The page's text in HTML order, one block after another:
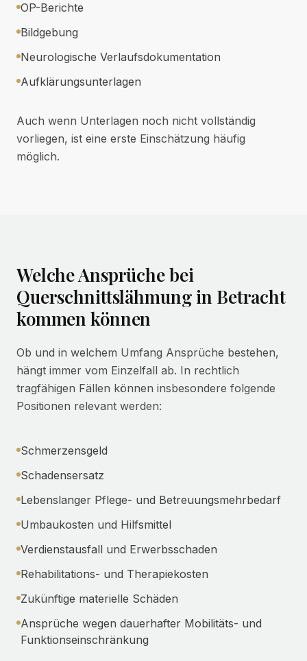
OP-Berichte
Bildgebung
Neurologische Verlaufsdokumentation
Aufklärungsunterlagen
Auch wenn Unterlagen noch nicht vollständig
vorliegen, ist eine erste Einschätzung häufig
möglich.
Welche Ansprüche bei
Querschnittslähmung in Betracht
kommen können
Ob und in welchem Umfang Ansprüche bestehen,
hängt immer vom Einzelfall ab. In rechtlich
tragfähigen Fällen können insbesondere folgende
Positionen relevant werden:
Schmerzensgeld
Schadensersatz
Lebenslanger Pflege- und Betreuungsmehrbedarf
Umbaukosten und Hilfsmittel
Verdienstausfall und Erwerbsschaden
Rehabilitations- und Therapiekosten
Zukünftige materielle Schäden
Ansprüche wegen dauerhafter Mobilitäts- und
Funktionseinschränkung